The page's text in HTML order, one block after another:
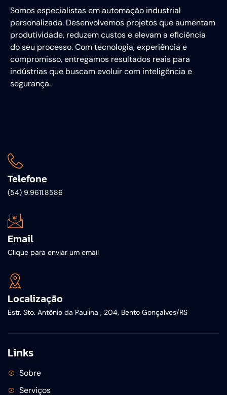
Somos especialistas em automação industrial
personalizada. Desenvolvemos projetos que aumentam
produtividade, reduzem custos e elevam a eficiência
do seu processo. Com tecnologia, experiência e
compromisso, entregamos resultados reais para
indústrias que buscam evoluir com inteligência e
segurança.
Telefone
(54) 9.9611.8586
Email
Clique para enviar um email
Localização
Estr. Sto. Antônio da Paulina , 204, Bento Gonçalves/RS
Links
Sobre
Serviços